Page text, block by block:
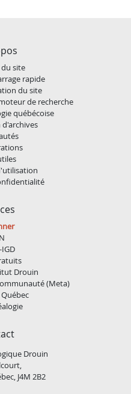
site
rapide
du site
de recherche
québécoise
Drouin
(Meta)
Drouin
J4M 2B2